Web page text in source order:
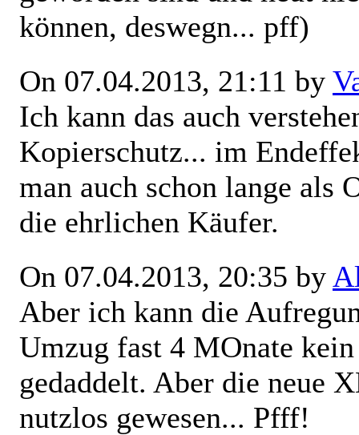
können, deswegn... pff)
On 07.04.2013, 21:11 by
Ich kann das auch
Kopierschutz... im
man auch schon lange als
die ehrlichen Käufer.
On 07.04.2013, 20:35 by
Aber ich kann die
Umzug fast 4 MOnate
gedaddelt. Aber die neue
nutzlos gewesen... Pfff!